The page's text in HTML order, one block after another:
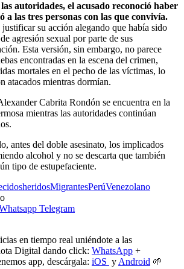
autoridades, el acusado reconoció haber
a las tres personas con las que convivía.
su acción alegando que había sido
agresión sexual por parte de sus
Esta versión, sin embargo, no parece
encontradas en la escena del crimen,
mortales en el pecho de las víctimas, lo
atacados mientras dormían.
Cabrita Rondón se encuentra en la
mientras las autoridades continúan
antes del doble asesinato, los implicados
alcohol y no se descarta que también
tipo de estupefaciente.
heridosMigrantesPerúVenezolano
Telegram
en tiempo real uniéndote a las
Digital dando click: WhatsApp +
app, descárgala: iOS y Android 🌱